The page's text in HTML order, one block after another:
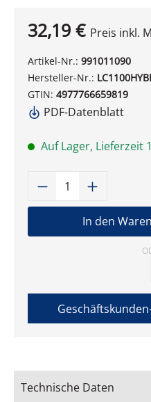
32,19 € Preis inkl.
Artikel-Nr.: 991011090
Hersteller-Nr.:
GTIN: 4977766659819
PDF-Datenblatt
Auf Lager, Lieferzeit
Produkt
In den
Technische Daten